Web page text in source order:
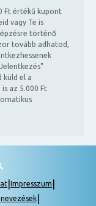
Ft értékű kupont
vagy Te is
történő
tovább adhatod,
küld el a
az 5.000 Ft
Impresszum
|